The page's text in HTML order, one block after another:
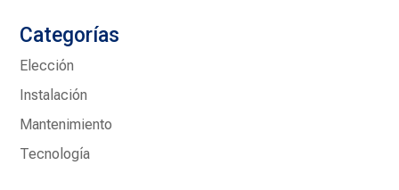
Categorías
Elección
Instalación
Mantenimiento
Tecnología